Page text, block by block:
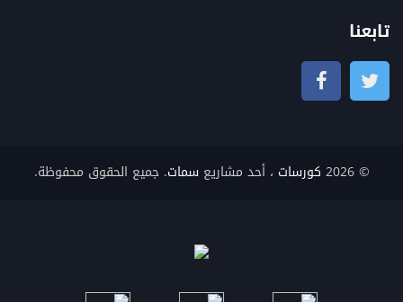
تابعنا
© 2026 كورسات ، أحد مشاريعسمات. جميع الحقوق محفوظة.